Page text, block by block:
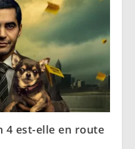
4 est-elle en route